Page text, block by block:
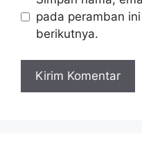
pada peramban
berikutnya.